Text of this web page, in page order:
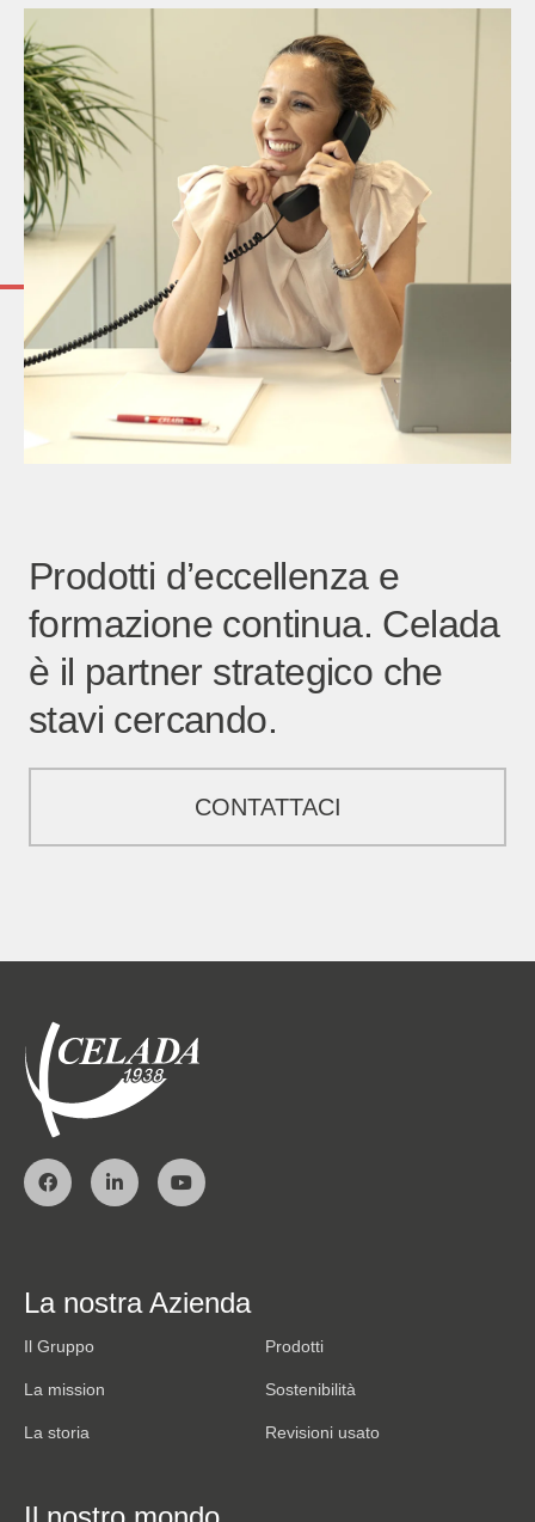
Prodotti d’eccellenza e
formazione continua. Celada
è il partner strategico che
stavi cercando.
CONTATTACI
La nostra Azienda
Il Gruppo
La mission
La storia
Prodotti
Sostenibilità
Revisioni usato